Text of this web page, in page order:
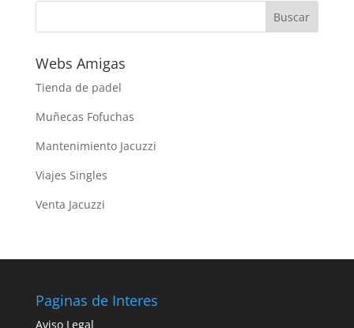
Webs Amigas
Tienda de padel
Muñecas Fofuchas
Mantenimiento Jacuzzi
Viajes Singles
Venta Jacuzzi
Paginas de Interes
Aviso Legal